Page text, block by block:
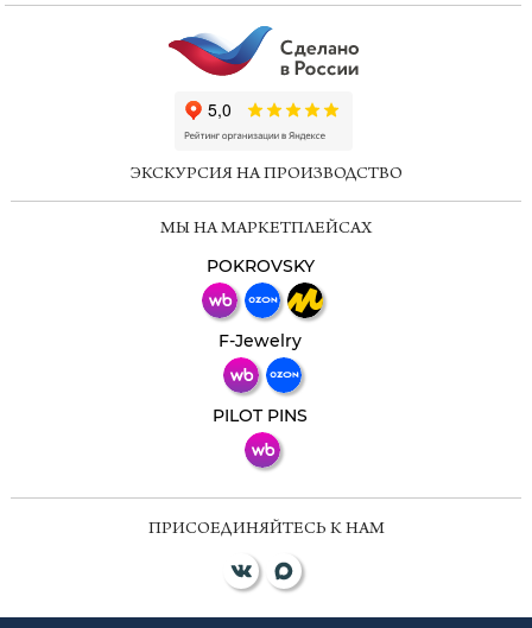
ЭКСКУРСИЯ НА ПРОИЗВОДСТВО
МЫ НА МАРКЕТПЛЕЙСАХ
POKROVSKY
F-Jewelry
PILOT PINS
ПРИСОЕДИНЯЙТЕСЬ К НАМ